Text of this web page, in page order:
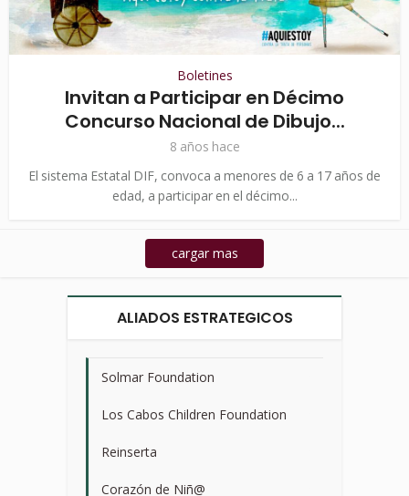
Boletines
Invitan a Participar en Décimo
Concurso Nacional de Dibujo...
8 años hace
El sistema Estatal DIF, convoca a menores de 6 a 17 años de
edad, a participar en el décimo...
cargar mas
ALIADOS ESTRATEGICOS
Solmar Foundation
Los Cabos Children Foundation
Reinserta
Corazón de Niñ@